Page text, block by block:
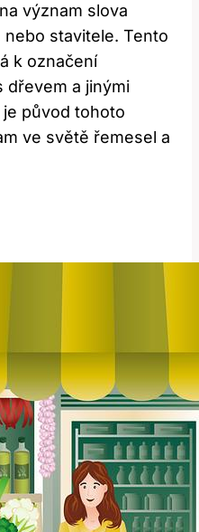
význam slova
nebo stavitele. Tento
k označení
dřevem a jinými
je původ tohoto
ve světě řemesel a